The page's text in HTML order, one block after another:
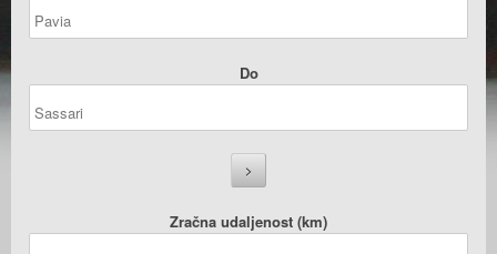
Do
Zračna udaljenost (km)